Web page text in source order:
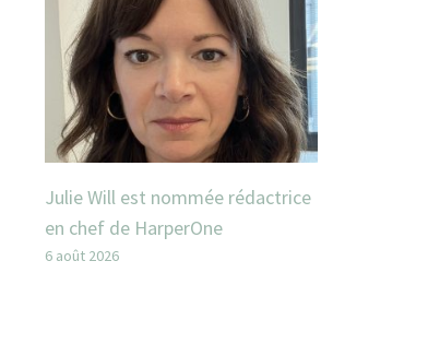
Julie Will est nommée rédactrice
en chef de HarperOne
6 août 2026